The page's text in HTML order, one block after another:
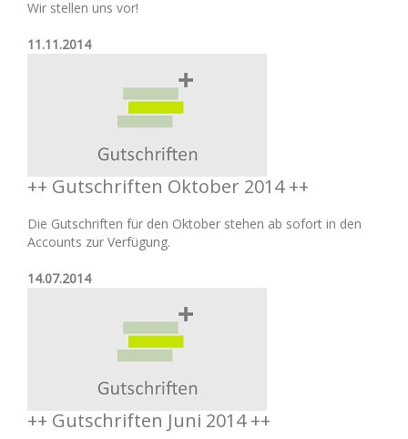
Wir stellen uns vor!
11.11.2014
++ Gutschriften Oktober 2014 ++
Die Gutschriften für den Oktober stehen ab sofort in den
Accounts zur Verfügung.
14.07.2014
++ Gutschriften Juni 2014 ++